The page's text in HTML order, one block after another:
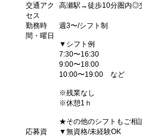
交通アク
セス
高瀬駅→徒歩10分圏内◎
勤務時
間・曜日
週3〜/シフト制
▼シフト例
7:30〜16:30
9:00〜18:00
10:00〜19:00 など
※残業なし
※休憩1ｈ
★その他のシフトもご相
応募資
▼無資格/未経験OK